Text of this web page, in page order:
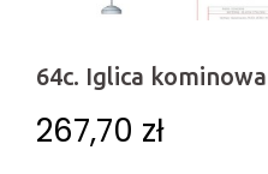
64c. Iglica
267,70 zł